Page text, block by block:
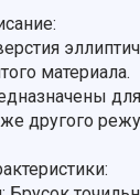
материала.
другого